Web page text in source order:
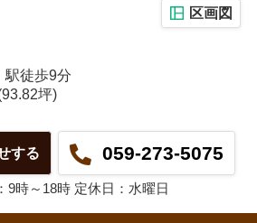
区画図
駅徒歩9分
坪)
する 059-273-5075
9時～18時 定休日：水曜日